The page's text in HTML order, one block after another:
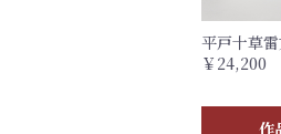
平戸十草
￥24,200
作